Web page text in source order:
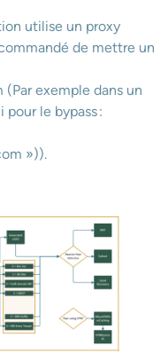
utilise un proxy
de mettre un
exemple dans un
le bypass :
»)).